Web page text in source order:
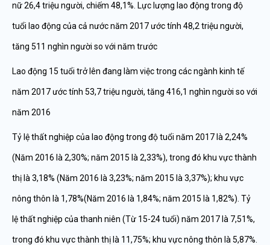
nữ 26,4 triệu người, chiếm 48,1%. Lực lượng lao động trong độ
tuổi lao động của cả nước năm 2017 ước tính 48,2 triệu người,
tăng 511 nghìn người so với năm trước
Lao động 15 tuổi trở lên đang làm việc trong các ngành kinh tế
năm 2017 ước tính 53,7 triệu người, tăng 416,1 nghìn người so với
năm 2016
Tỷ lệ thất nghiệp của lao động trong độ tuổi năm 2017 là 2,24%
(Năm 2016 là 2,30%; năm 2015 là 2,33%), trong đó khu vực thành
thị là 3,18% (Năm 2016 là 3,23%; năm 2015 là 3,37%); khu vực
nông thôn là 1,78%(Năm 2016 là 1,84%; năm 2015 là 1,82%). Tỷ
lệ thất nghiệp của thanh niên (Từ 15-24 tuổi) năm 2017 là 7,51%,
trong đó khu vực thành thị là 11,75%; khu vực nông thôn là 5,87%.